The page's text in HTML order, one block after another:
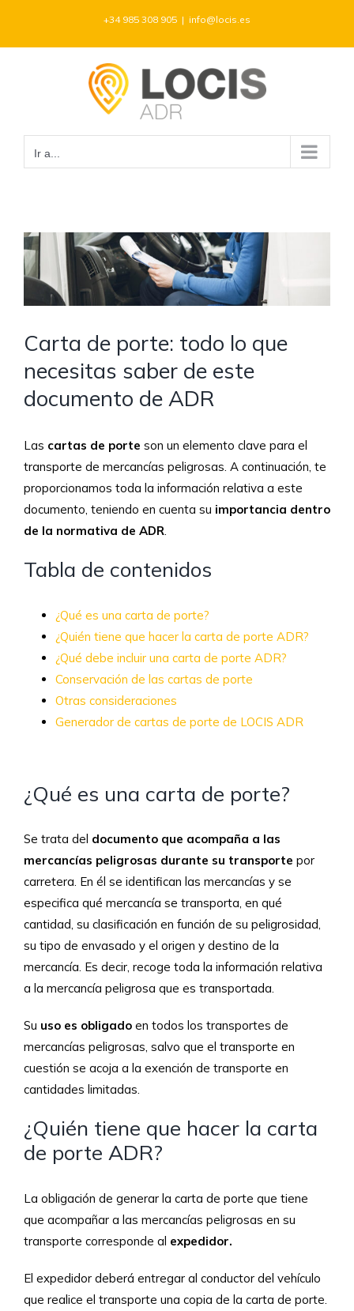
contenido
+34 985 308 905 | info@locis.es
Ir a...
Ver
imagen
más
grande
Carta de porte: todo lo que
necesitas saber de este
documento de ADR
Las cartas de porte son un elemento clave para el
transporte de mercancías peligrosas. A continuación, te
proporcionamos toda la información relativa a este
documento, teniendo en cuenta su importancia dentro
de la normativa de ADR.
Tabla de contenidos
¿Qué es una carta de porte?
¿Quién tiene que hacer la carta de porte ADR?
¿Qué debe incluir una carta de porte ADR?
Conservación de las cartas de porte
Otras consideraciones
Generador de cartas de porte de LOCIS ADR
¿Qué es una carta de porte?
Se trata del documento que acompaña a las
mercancías peligrosas durante su transporte por
carretera. En él se identifican las mercancías y se
especifica qué mercancía se transporta, en qué
cantidad, su clasificación en función de su peligrosidad,
su tipo de envasado y el origen y destino de la
mercancía. Es decir, recoge toda la información relativa
a la mercancía peligrosa que es transportada.
Su uso es obligado en todos los transportes de
mercancías peligrosas, salvo que el transporte en
cuestión se acoja a la exención de transporte en
cantidades limitadas.
¿Quién tiene que hacer la carta
de porte ADR?
La obligación de generar la carta de porte que tiene
que acompañar a las mercancías peligrosas en su
transporte corresponde al expedidor.
El expedidor deberá entregar al conductor del vehículo
que realice el transporte una copia de la carta de porte.